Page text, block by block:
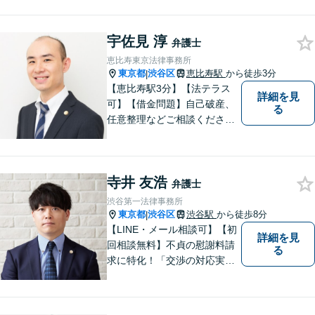
宇佐見 淳 弁護士
恵比寿東京法律事務所
東京都|渋谷区 恵比寿駅 から徒歩3分
【恵比寿駅3分】【法テラス
可】【借金問題】自己破産、
任意整理などご相談ください
料】ご相談者さまに寄り添っ
た解決方法をご提案します！
詳細を見
る
寺井 友浩 弁護士
渋谷第一法律事務所
東京都|渋谷区 渋谷駅 から徒歩8分
【LINE・メール相談可】【初
回相談無料】不貞の慰謝料請
求に特化！「交渉の対応実績3
詳細を見
る